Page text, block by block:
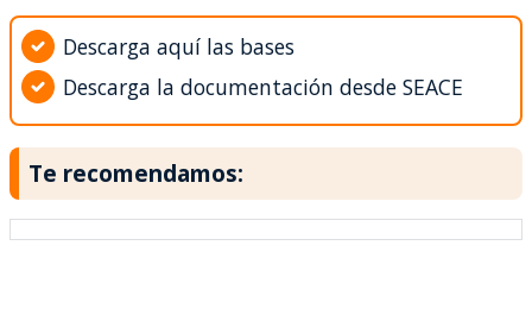
Descarga aquí las bases
Descarga la documentación desde SEACE
Te recomendamos: